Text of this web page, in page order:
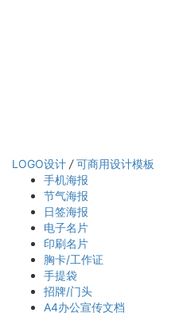
LOGO设计 / 可商用设计模板
手机海报
节气海报
日签海报
电子名片
印刷名片
胸卡/工作证
手提袋
招牌/门头
A4办公宣传文档